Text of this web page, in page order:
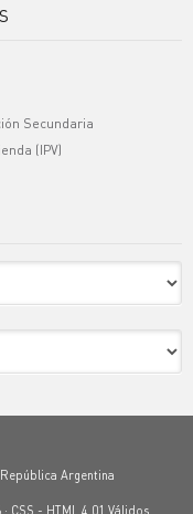
Secundaria
(IPV)
Argentina
CSS - HTML 4.01 Válidos